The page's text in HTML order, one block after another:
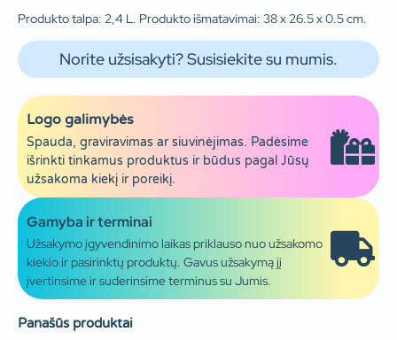
Produkto talpa: 2,4 L. Produkto išmatavimai: 38 x 26.5 x 0.5 cm.
Norite užsisakyti? Susisiekite su mumis.
Logo galimybės
Spauda, graviravimas ar siuvinėjimas. Padėsime
išrinkti tinkamus produktus ir būdus pagal Jūsų
užsakoma kiekį ir poreikį.
Gamyba ir terminai
Užsakymo įgyvendinimo laikas priklauso nuo užsakomo
kiekio ir pasirinktų produktų. Gavus užsakymą jį
įvertinsime ir suderinsime terminus su Jumis.
Panašūs produktai